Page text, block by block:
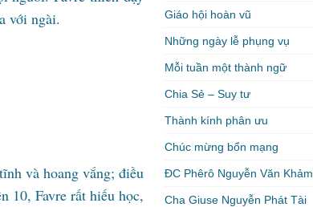
với ngài.
và hoang vắng; điều
10, Favre rất hiếu học,
Giáo hội hoàn vũ
Những ngày lễ phụng vụ
Mỗi tuần một thành ngữ
Chia Sẻ – Suy tư
Thành kính phân ưu
Chúc mừng bổn mạng
ĐC Phêrô Nguyễn Văn Khảm
Cha Giuse Nguyễn Phát Tài